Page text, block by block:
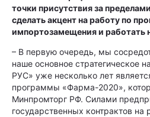
точки присутствия за
сделать акцент на работу по
импортозамещения и работать
– В первую очередь, мы
наше основное стратеги­чес­кое
РУС» уже несколько лет
программы «Фарма-2020»,
Минпромторг РФ. Силами
государственных контрактов на